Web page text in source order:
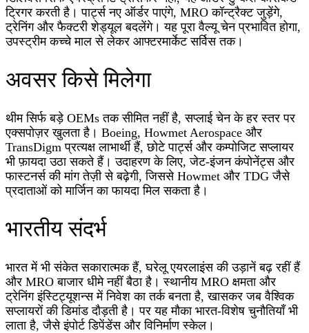
ट्रिगर करती है। पार्ट्स नए ऑर्डर पाएंगे, MRO कॉन्ट्रैक्ट जुड़ेंगे,
ट्रेनिंग और फैक्टरी शेड्यूल बदलेंगे। यह पूरा वैल्यू चेन प्रभावित होगा,
उपस्ट्रीम कच्चे माल से लेकर आफ्टरमार्केट सर्विस तक।
अवसर किसे मिलेगा
थीम सिर्फ बड़े OEMs तक सीमित नहीं है, सप्लाई चेन के हर स्तर पर
एक्सपोज़र खुलता है। Boeing, Howmet Aerospace और
TransDigm प्रत्यक्ष लाभार्थी हैं, छोटे पार्ट्स और कम्पोजिट सप्लायर
भी फ़ायदा उठा सकते हैं। उदाहरण के लिए, जेट-इंजन कंपोनेंट्स और
फास्टनर्स की मांग तेज़ी से बढ़ेगी, जिससे Howmet और TDG जैसे
प्रदाताओं को मार्जिन का फायदा मिल सकता है।
भारतीय संदर्भ
भारत में भी संकेत सकारात्मक हैं, घरेलू एयरलाइंस की उड़ानें बढ़ रहीं हैं
और MRO बाजार धीमे नहीं बैठा है। स्थानीय MRO क्षमता और
ट्रेनिंग इंस्टिट्यूशन्स में निवेश का तर्क बनता है, खासकर जब वैश्विक
सप्लायरों की डिमांड दौड़ती है। पर यह मौका भारत-विशेष चुनौतियाँ भी
लाता है, जैसे इंपोर्ट डिपेंडेंस और विनिर्माण स्केल।